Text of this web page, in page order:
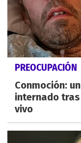
PREOCUPACIÓN
Conmoción:
internado
vivo